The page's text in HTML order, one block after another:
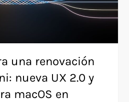
una renovación
nueva UX 2.0 y
macOS en